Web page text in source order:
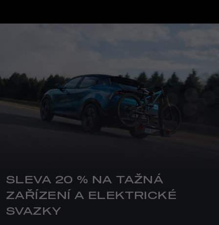
SLEVA 20 % NA TAŽNÁ
ZAŘÍZENÍ A ELEKTRICKÉ
SVAZKY